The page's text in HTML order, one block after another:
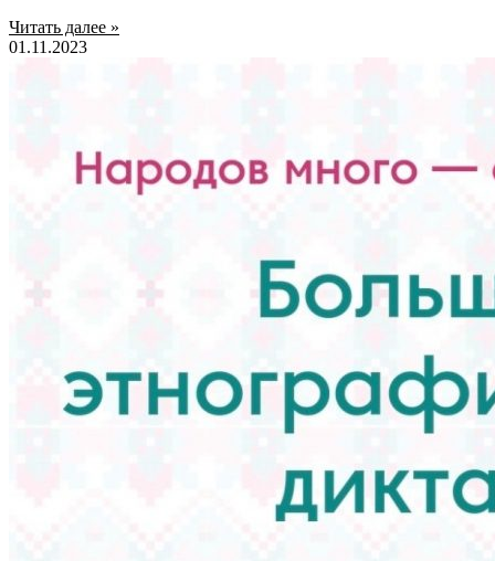
Читать далее »
01.11.2023